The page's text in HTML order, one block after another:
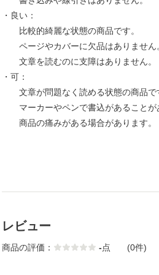
・良い：
比較的綺麗な状態の商品です。
ページやカバーに欠品はありません
文章を読むのに支障はありません。
・可：
文章が問題なく読める状態の商品で
マーカーやペンで書込があることが
商品の痛みがある場合があります。
レビュー
商品の評価： -点 (0件)